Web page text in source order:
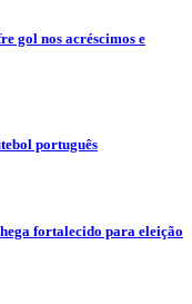
gol nos acréscimos e
português
fortalecido para eleição